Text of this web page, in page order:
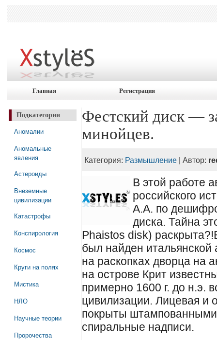
Главная Регистрация
Подкатегории
Аномалии
Аномальные
явления
Астероиды
Внеземные
цивилизации
Катастрофы
Конспирология
Космос
Круги на полях
Мистика
НЛО
Научные теории
Пророчества
Фестский диск —
минойцев.
Категория: Размышление | Автор:
В этой работе
российского
А.А. по
диска. Тайна
Phaistos disk) раскрыта?!
был найден итальянской
на раскопках дворца на
на острове Крит
примерно 1600 г. до н.э.
цивилизации. Лицевая и
покрыты
спиральные надписи.